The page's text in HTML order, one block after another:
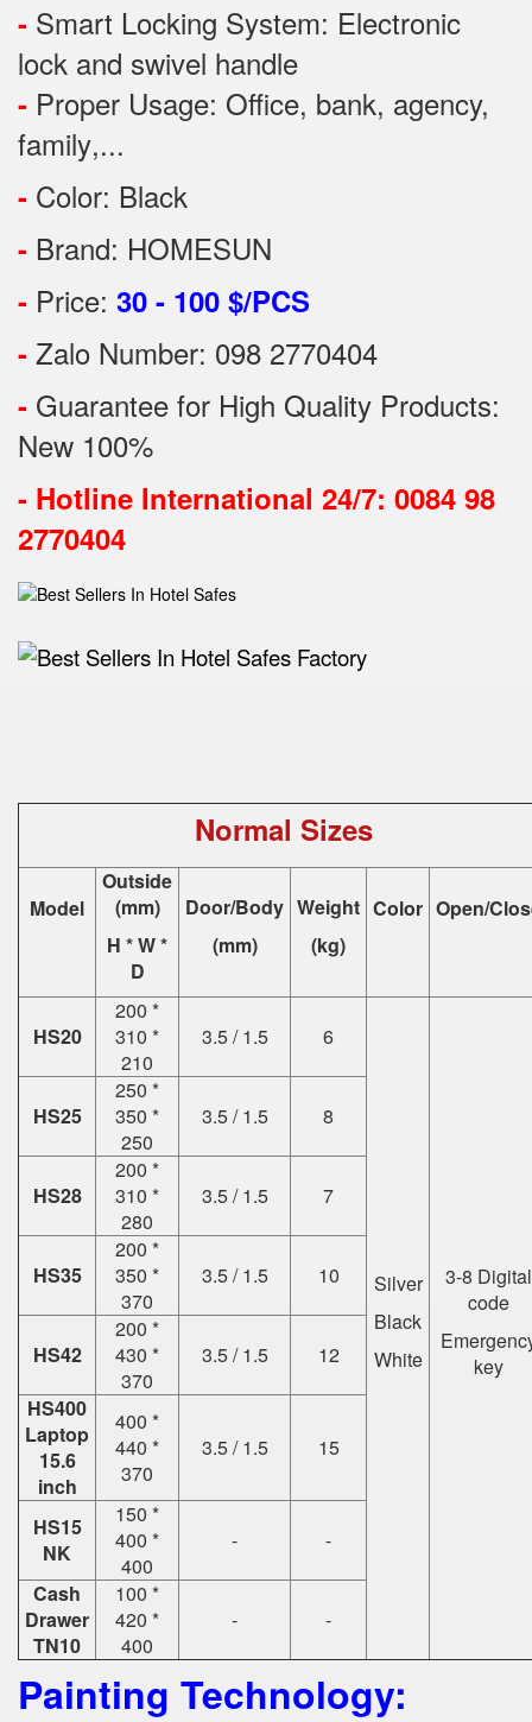
- Smart Locking System: Electronic
lock and swivel handle
- Proper Usage: Office, bank, agency,
family,...
- Color: Black
- Brand: HOMESUN
- Price: 30 - 100 $/PCS
- Zalo Number: 098 2770404
- Guarantee for High Quality Products:
New 100%
- Hotline International 24/7: 0084 98
2770404
Normal Sizes
Model
Outside
(mm)
H * W *
D
Door/Body
(mm)
Weight
(kg)
Color Open/
HS20
200 *
310 *
210
3.5 / 1.5 6
Silver
Black
White
3-8 Digital
code
key
HS25
250 *
350 *
250
3.5 / 1.5 8
HS28
200 *
310 *
280
3.5 / 1.5 7
HS35
200 *
350 *
370
3.5 / 1.5 10
HS42
200 *
430 *
370
3.5 / 1.5
12
HS400
Laptop
15.6
inch
400 *
440 *
370
3.5 / 1.5 15
HS15
NK
150 *
400 *
400
-
-
Cash
Drawer
TN10
100 *
420 *
400
- -
Painting Technology: